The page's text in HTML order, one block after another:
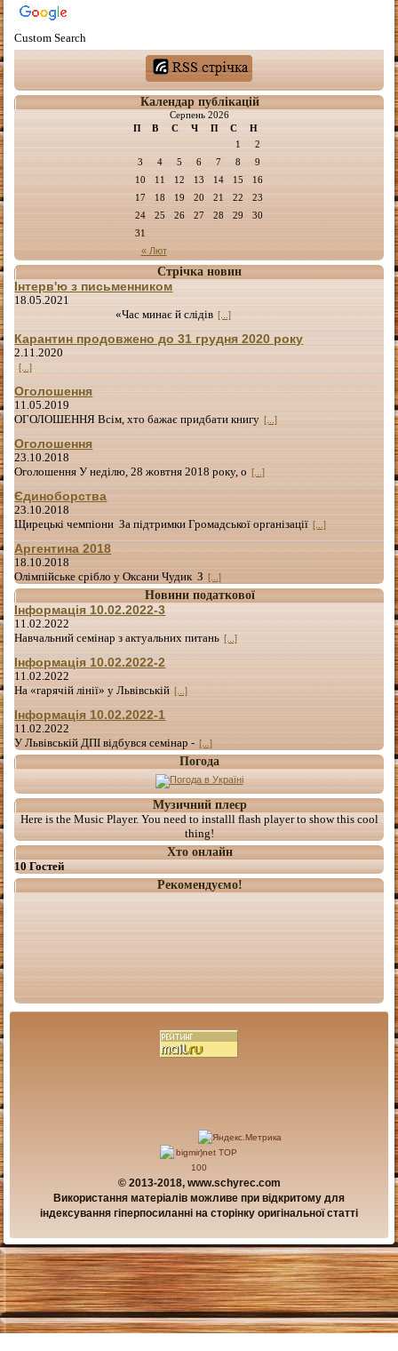
Custom Search
Календар публікацій
Серпень 2026
П
В С Ч П С Н
« Лют
1
2
3
4 5 6 7 8
9
10
11 12 13 14 15
16
17
18 19 20 21 22
23
24
25 26 27 28 29
30
31
Стрічка новин
Інтерв'ю з письменником
18.05.2021
«Час минає й слідів [...]
Карантин продовжено до 31 грудня 2020 року
2.11.2020
[...]
Оголошення
11.05.2019
ОГОЛОШЕННЯ Всім, хто бажає придбати книгу [...]
Оголошення
23.10.2018
Оголошення У неділю, 28 жовтня 2018 року, о [...]
Єдиноборства
23.10.2018
Щирецькі чемпіони За підтримки Громадської організації [...]
Аргентина 2018
18.10.2018
Олімпійське срібло у Оксани Чудик З [...]
Новини податкової
Інформація 10.02.2022-3
11.02.2022
Навчальний семінар з актуальних питань [...]
Інформація 10.02.2022-2
11.02.2022
На «гарячій лінії» у Львівській [...]
Інформація 10.02.2022-1
11.02.2022
У Львівській ДПІ відбувся семінар - [...]
Погода
Музичний плеєр
Here is the Music Player. You need to installl flash player to show this cool
thing!
Хто онлайн
10 Гостей
Рекомендуємо!
© 2013-2018, www.schyrec.com
Використання матеріалів можливе при відкритому для
індексування гіперпосиланні на сторінку оригінальної статті